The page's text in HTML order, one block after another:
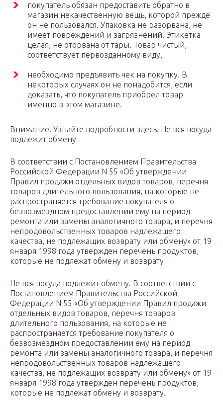
покупатель обязан предоставить обратно в
магазин некачественную вещь, которой прежде
он не пользовался. Упаковка не разорвана, не
имеет повреждений и загрязнений. Этикетка
целая, не оторвана от тары. Товар чистый,
соответствует первозданному виду,
необходимо предъявить чек на покупку. В
некоторых случаях он не понадобится, если
доказать, что покупатель приобрел товар
именно в этом магазине.
Внимание! Узнайте подробности здесь. Не вся посуда
подлежит обмену
В соответствии с Постановлением Правительства
Российской Федерации N 55 «Об утверждении
Правил продажи отдельных видов товаров, перечня
товаров длительного пользования, на которые не
распространяется требование покупателя о
безвозмездном предоставлении ему на период
ремонта или замены аналогичного товара, и перечня
непродовольственных товаров надлежащего
качества, не подлежащих возврату или обмену» от 19
января 1998 года утвержден перечень продуктов,
которые не подлежат обмену и возврату
Не вся посуда подлежит обмену. В соответствии с
Постановлением Правительства Российской
Федерации N 55 «Об утверждении Правил продажи
отдельных видов товаров, перечня товаров
длительного пользования, на которые не
распространяется требование покупателя о
безвозмездном предоставлении ему на период
ремонта или замены аналогичного товара, и перечня
непродовольственных товаров надлежащего
качества, не подлежащих возврату или обмену» от 19
января 1998 года утвержден перечень продуктов,
которые не подлежат обмену и возврату.